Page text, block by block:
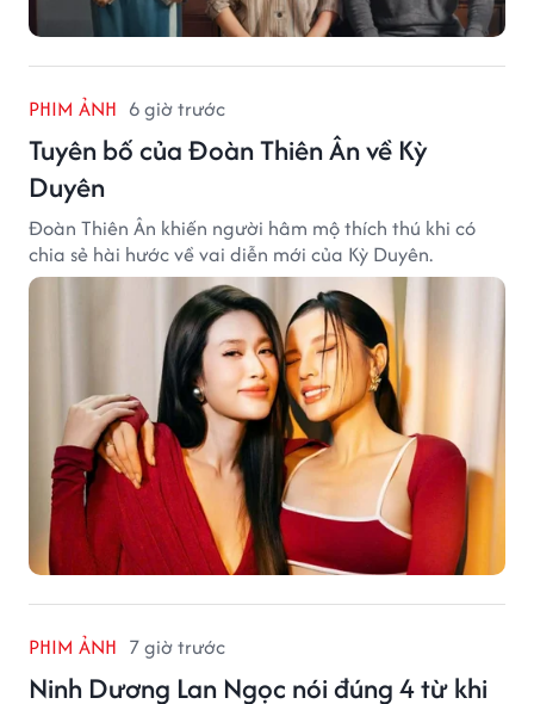
PHIM ẢNH 6 giờ trước
Tuyên bố của Đoàn Thiên Ân về Kỳ
Duyên
Đoàn Thiên Ân khiến người hâm mộ thích thú khi có
chia sẻ hài hước về vai diễn mới của Kỳ Duyên.
PHIM ẢNH 7 giờ trước
Ninh Dương Lan Ngọc nói đúng 4 từ khi